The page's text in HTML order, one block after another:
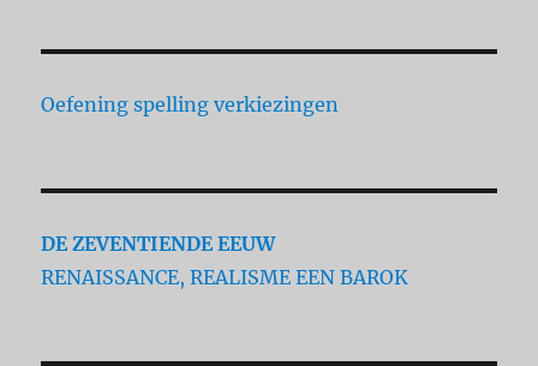
Oefening spelling verkiezingen
DE ZEVENTIENDE EEUW
RENAISSANCE, REALISME EEN BAROK